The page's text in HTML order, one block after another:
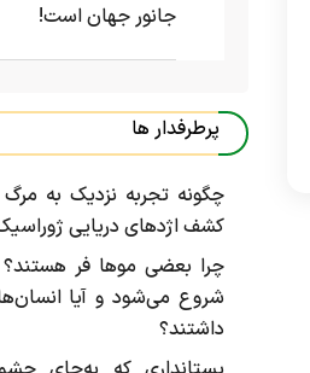
جانور جهان است!
پرطرفدار ها
چگونه تجربه نزدیک به
کشف اژد‌های دریایی
چرا بعضی موها فر هستند؟
شروع می‌شود و آیا
داشتند؟